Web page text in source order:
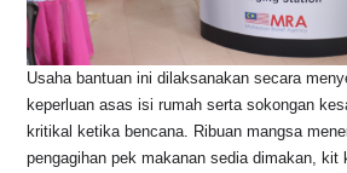
Usaha bantuan ini dilaksanakan secara
keperluan asas isi rumah serta sokongan
kritikal ketika bencana. Ribuan mangsa
pengagihan pek makanan sedia dimakan, kit